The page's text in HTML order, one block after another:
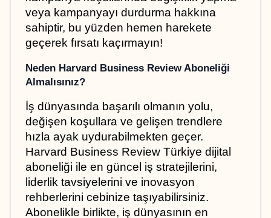
veya kampanyayı durdurma hakkına
sahiptir, bu yüzden hemen harekete
geçerek fırsatı kaçırmayın!
Neden Harvard Business Review Aboneliği
Almalısınız?
İş dünyasında başarılı olmanın yolu,
değişen koşullara ve gelişen trendlere
hızla ayak uydurabilmekten geçer.
Harvard Business Review Türkiye dijital
aboneliği ile en güncel iş stratejilerini,
liderlik tavsiyelerini ve inovasyon
rehberlerini cebinize taşıyabilirsiniz.
Abonelikle birlikte, iş dünyasının en